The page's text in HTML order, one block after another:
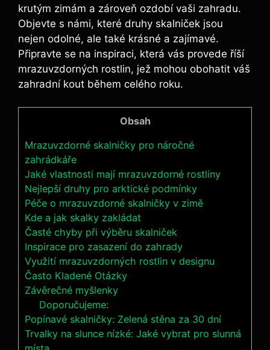
krutým zimám a zároveň ozdobí vaši zahradu.
Objevte s námi, které druhy skalniček jsou
nejen odolné, ale také krásné a zajímavé.
Připravte se na inspiraci, která vás provede říší
mrazuvzdorných rostlin, jež mohou obohatit váš
zahradní kout během celého roku.
Obsah
Mrazuvzdorné skalničky pro náročné
zahrádkáře
Jaké vlastnosti mají mrazuvzdorné rostliny
Nejlepší druhy pro arktické podmínky
Péče o mrazuvzdorné skalničky v zimě
Kde a jak skalky zakládat
Časté chyby při výběru skalniček
Inspirace pro zasazení do zahrady
Využití mrazuvzdorných rostlin v designu
Často Kladené Otázky
Závěrečné myšlenky
Doporučujeme:
Popínavé skalničky: Zelená stěna za 30 dní
Trvalky na slunce nízké: Jaké vybrat pro slunná